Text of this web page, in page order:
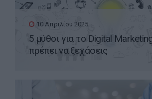
10 Απριλίου 2025
5 μύθοι για το Digital
πρέπει να ξεχάσεις